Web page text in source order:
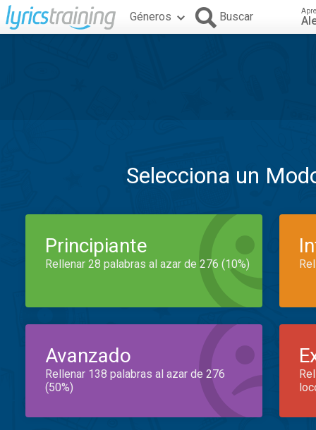
Géneros Buscar
Selecciona un
Principiante
Rellenar 28 palabras al azar de 276 (10%)
Avanzado
Rellenar 138 palabras al azar de 276
(50%)